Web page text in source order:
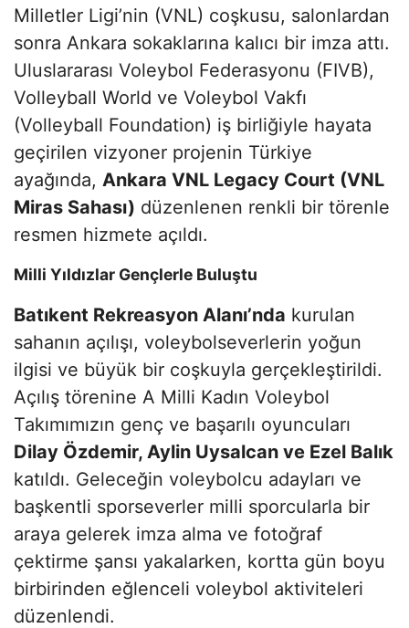
Milletler Ligi’nin (VNL) coşkusu, salonlardan
sonra Ankara sokaklarına kalıcı bir imza attı.
Uluslararası Voleybol Federasyonu (FIVB),
Volleyball World ve Voleybol Vakfı
(Volleyball Foundation) iş birliğiyle hayata
geçirilen vizyoner projenin Türkiye
ayağında, Ankara VNL Legacy Court (VNL
Miras Sahası) düzenlenen renkli bir törenle
resmen hizmete açıldı.
Milli Yıldızlar Gençlerle Buluştu
Batıkent Rekreasyon Alanı’nda kurulan
sahanın açılışı, voleybolseverlerin yoğun
ilgisi ve büyük bir coşkuyla gerçekleştirildi.
Açılış törenine A Milli Kadın Voleybol
Takımımızın genç ve başarılı oyuncuları
Dilay Özdemir, Aylin Uysalcan ve Ezel Balık
katıldı. Geleceğin voleybolcu adayları ve
başkentli sporseverler milli sporcularla bir
araya gelerek imza alma ve fotoğraf
çektirme şansı yakalarken, kortta gün boyu
birbirinden eğlenceli voleybol aktiviteleri
düzenlendi.